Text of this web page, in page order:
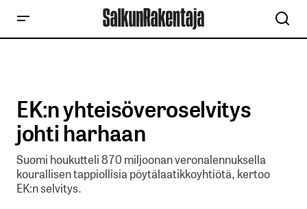
EK:n yhteisöveroselvitys
johti harhaan
Suomi houkutteli 870 miljoonan veronalennuksella
kourallisen tappiollisia pöytälaatikkoyhtiötä, kertoo
EK:n selvitys.